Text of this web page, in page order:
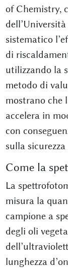
of Chemistry,
sistematico
di
utilizzando la
metodo di
mostrano che
accelera in
con
sulla sicurezza
Come la
La
misura la
campione a
degli oli
lunghezza